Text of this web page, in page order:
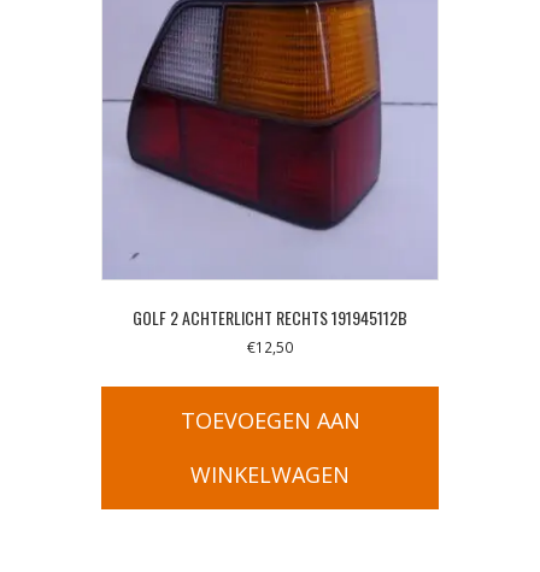
GOLF 2 ACHTERLICHT RECHTS 191945112B
€12,50
TOEVOEGEN AAN
WINKELWAGEN